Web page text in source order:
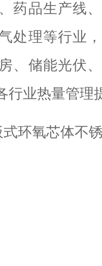
药品生产线
处理等行业
、储能光伏
行业热量管理